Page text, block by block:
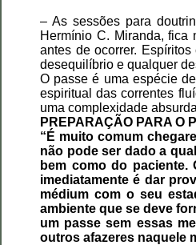
– As sessões para
Hermínio C. Miranda, fica
antes de ocorrer.
desequilíbrio e qualquer
O passe é uma espécie
espiritual das correntes
uma complexidade
PREPARAÇÃO PARA O
“É muito comum
não pode ser dado a
bem como do
imediatamente é dar
médium com o seu
ambiente que se deve
um passe sem essas
outros afazeres naquele